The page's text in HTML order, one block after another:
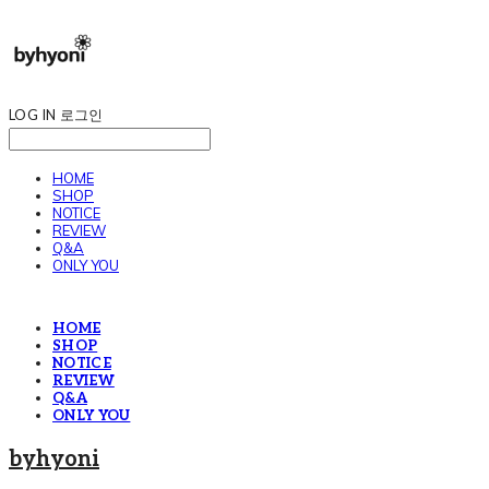
LOG IN 로그인
HOME
SHOP
NOTICE
REVIEW
Q&A
ONLY YOU
HOME
SHOP
NOTICE
REVIEW
Q&A
ONLY YOU
byhyoni